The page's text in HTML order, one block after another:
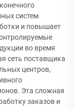
систем
и повышает
во время
сеть поставщика
центров,
Эта сложная
заказов и